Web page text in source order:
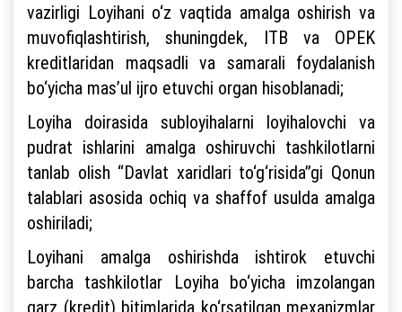
vazirligi Loyihani o‘z vaqtida amalga oshirish va
muvofiqlashtirish, shuningdek, ITB va OPEK
kreditlaridan maqsadli va samarali foydalanish
bo‘yicha mas’ul ijro etuvchi organ hisoblanadi;
Loyiha doirasida subloyihalarni loyihalovchi va
pudrat ishlarini amalga oshiruvchi tashkilotlarni
tanlab olish “Davlat xaridlari to‘g‘risida”gi Qonun
talablari asosida ochiq va shaffof usulda amalga
oshiriladi;
Loyihani amalga oshirishda ishtirok etuvchi
barcha tashkilotlar Loyiha bo‘yicha imzolangan
qarz (kredit) bitimlarida ko‘rsatilgan mexanizmlar